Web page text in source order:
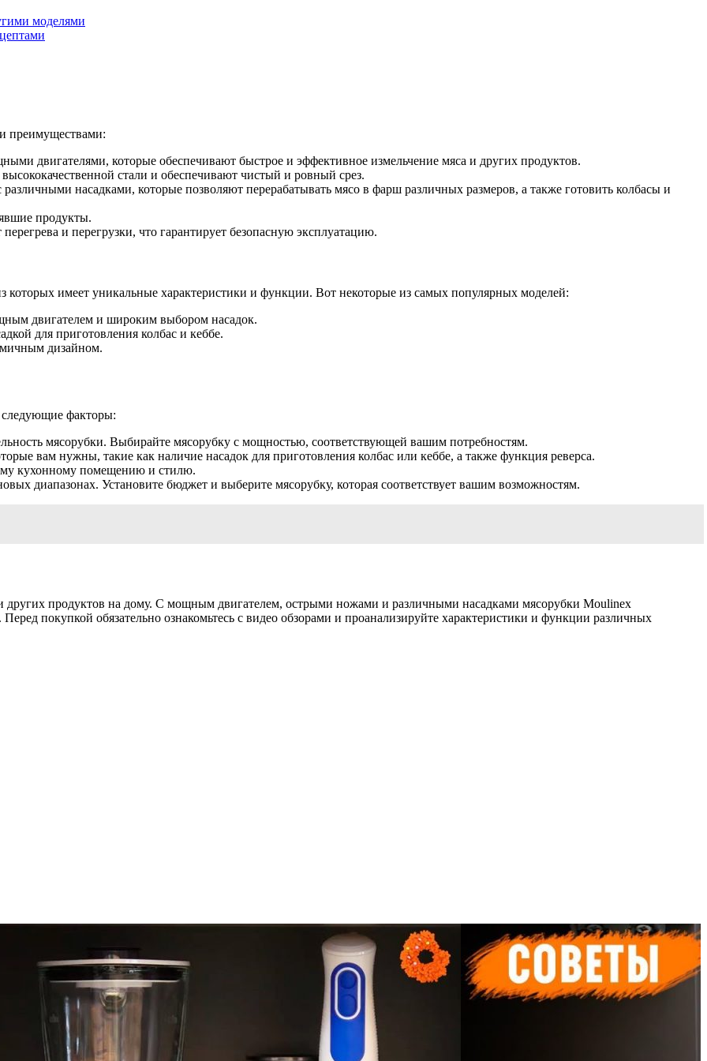
моделями
преимуществами:
двигателями, которые обеспечивают быстрое и эффективное измельчение мяса и других продуктов.
стали и обеспечивают чистый и ровный срез.
насадками, которые позволяют перерабатывать мясо в фарш различных размеров, а также готовить колбасы и
продукты.
и перегрузки, что гарантирует безопасную эксплуатацию.
которых имеет уникальные характеристики и функции. Вот некоторые из самых популярных моделей:
двигателем и широким выбором насадок.
для приготовления колбас и кеббе.
дизайном.
следующие факторы:
мясорубки. Выбирайте мясорубку с мощностью, соответствующей вашим потребностям.
вам нужны, такие как наличие насадок для приготовления колбас или кеббе, а также функция реверса.
кухонному помещению и стилю.
диапазонах. Установите бюджет и выберите мясорубку, которая соответствует вашим возможностям.
продуктов на дому. С мощным двигателем, острыми ножами и различными насадками мясорубки Moulinex
покупкой обязательно ознакомьтесь с видео обзорами и проанализируйте характеристики и функции различных